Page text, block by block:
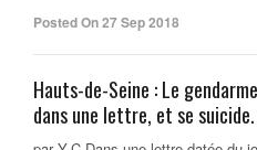
Posted On 27 Sep 2018
Hauts-de-Seine : Le
dans une lettre, et se suicide.